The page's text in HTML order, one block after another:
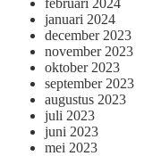
januari 2024
december 2023
november 2023
oktober 2023
september 2023
augustus 2023
juli 2023
juni 2023
mei 2023